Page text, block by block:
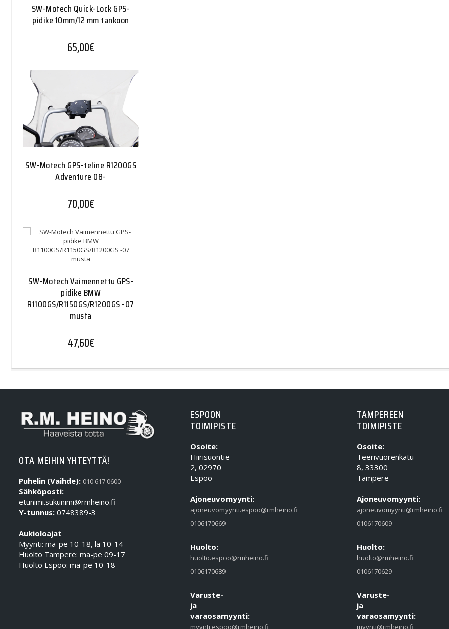
SW-Motech Quick-Lock GPS-
pidike 10mm/12 mm tankoon
65,00€
SW-Motech GPS-teline R1200GS
Adventure 08-
70,00€
SW-Motech Vaimennettu GPS-
pidike BMW
R1100GS/R1150GS/R1200GS -07
musta
47,60€
OTA MEIHIN YHTEYTTÄ!
Puhelin (Vaihde): 010 617 0600
Sähköposti:
etunimi.sukunimi@rmheino.fi
Y-tunnus: 0748389-3
Aukioloajat
Myynti: ma-pe 10-18, la 10-14
Huolto Tampere: ma-pe 09-17
Huolto Espoo: ma-pe 10-18
ESPOON
TOIMIPISTE
Osoite:
Hiirisuontie
2, 02970
Espoo
Ajoneuvomyynti:
ajoneuvomyynti.espoo@rmheino.fi
0106170669
Huolto:
huolto.espoo@rmheino.fi
0106170689
Varuste-
ja
varaosamyynti:
myynti.espoo@rmheino.fi
TAMPEREEN
TOIMIPISTE
Osoite:
Teerivuorenkatu
8, 33300
Tampere
Ajoneuvomyynti:
ajoneuvomyynti@rmheino.fi
0106170609
Huolto:
huolto@rmheino.fi
0106170629
Varuste-
ja
varaosamyynti:
myynti@rmheino.fi